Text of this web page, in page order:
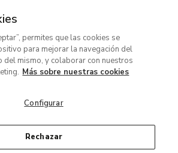
Ruta
de
Exposiciones
de la familia Thyssen-
con tapa
permites que las cookies se
para mejorar la navegación del
del mismo, y colaborar con nuestros
Más sobre nuestras cookies
Configurar
Rechazar